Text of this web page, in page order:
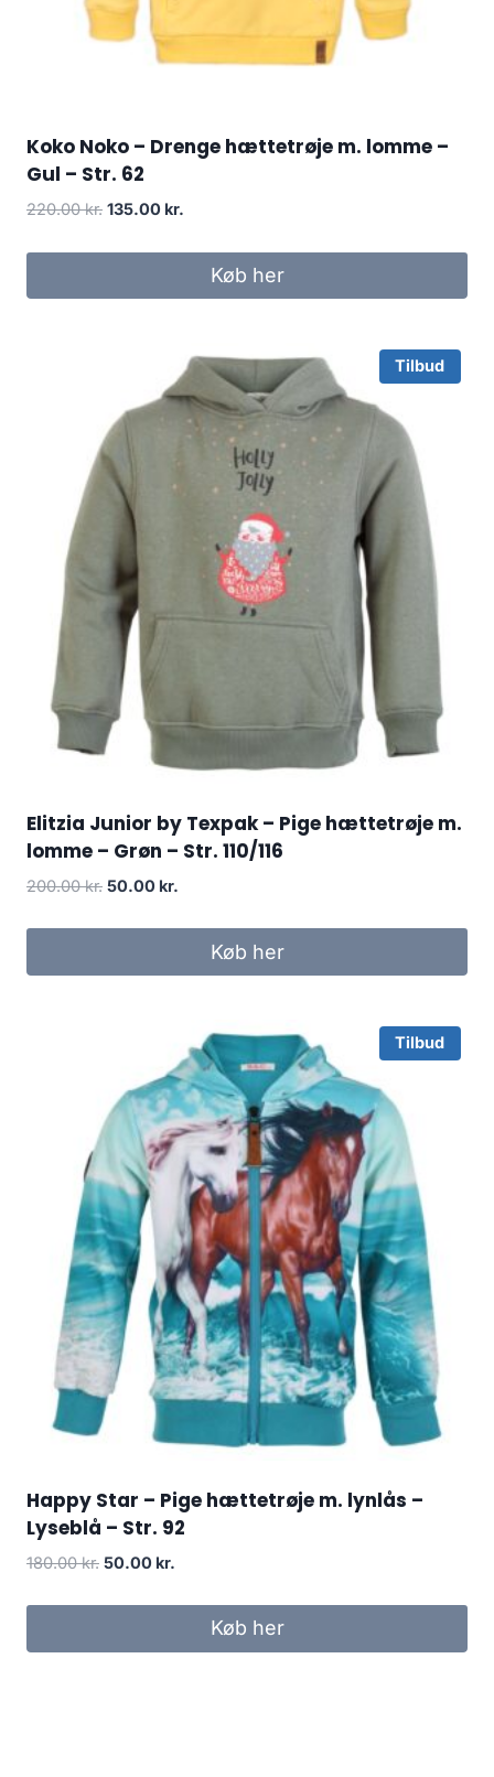
Koko Noko – Drenge hættetrøje m. lomme –
Gul – Str. 62
220.00kr. Original
was:
135.00 kr.
is:
135.00 kr..
Køb her
Tilbud
Elitzia Junior by Texpak – Pige hættetrøje m.
lomme – Grøn – Str. 110/116
200.00kr. Original
50.00 kr.
50.00 kr..
Køb her
Tilbud
Happy Star – Pige hættetrøje m. lynlås –
Lyseblå – Str. 92
180.00kr. Original
50.00 kr.
50.00 kr..
Køb her